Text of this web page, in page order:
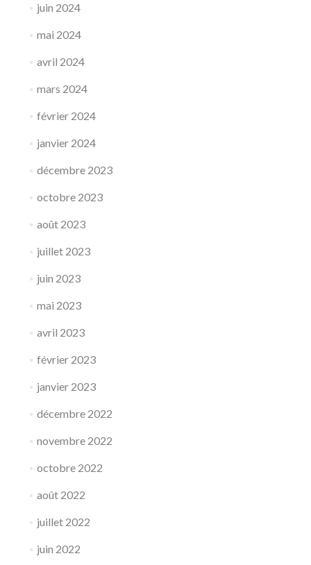
juin 2024
mai 2024
avril 2024
mars 2024
février 2024
janvier 2024
décembre 2023
octobre 2023
août 2023
juillet 2023
juin 2023
mai 2023
avril 2023
février 2023
janvier 2023
décembre 2022
novembre 2022
octobre 2022
août 2022
juillet 2022
juin 2022